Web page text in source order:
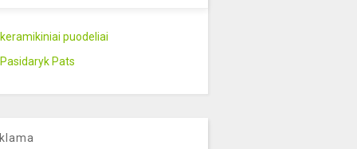
keramikiniai puodeliai
Pasidaryk Pats